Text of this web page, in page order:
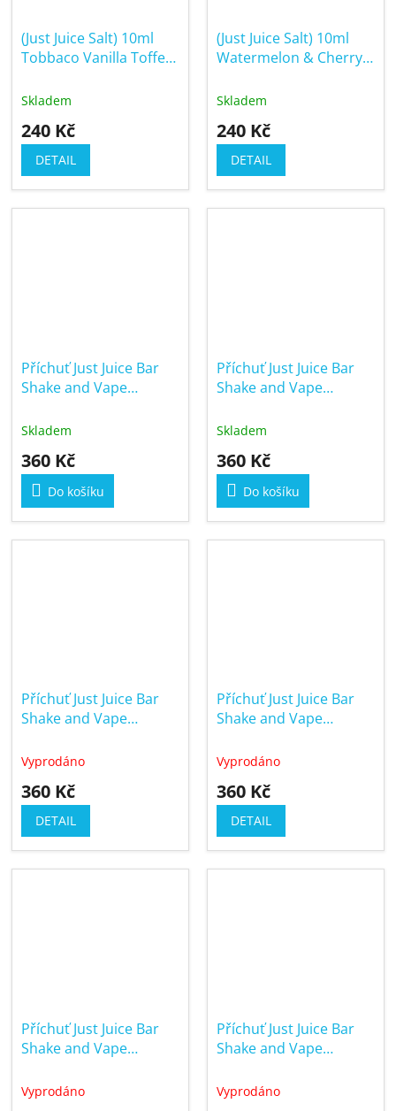
(Just Juice Salt) 10ml
Tobbaco Vanilla Toffee
karamelem)
Skladem
240 Kč
DETAIL
(Just Juice Salt) 10ml
Watermelon & Cherry
třešeň)
Skladem
240 Kč
DETAIL
Příchuť Just Juice Bar
Shake and Vape
Skladem
360 Kč
Do košíku
Příchuť Just Juice Bar
Shake and Vape
Skladem
360 Kč
Do košíku
Příchuť Just Juice Bar
Shake and Vape
Raspberry
Vyprodáno
360 Kč
DETAIL
Příchuť Just Juice Bar
Shake and Vape
Vyprodáno
360 Kč
DETAIL
Příchuť Just Juice Bar
Shake and Vape
Vyprodáno
Příchuť Just Juice Bar
Shake and Vape
Orange
Vyprodáno